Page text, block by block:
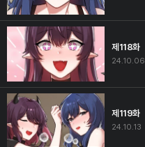
제118화
24.10.06
제119화
24.10.13